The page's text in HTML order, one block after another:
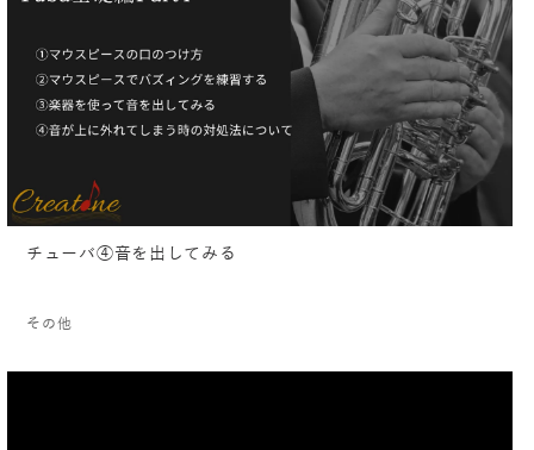
チューバ④音を出してみる
その他